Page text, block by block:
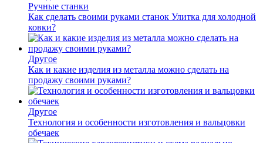
Ручные станки
Как сделать своими руками станок Улитка для холодной
ковки?
Другое
Как и какие изделия из металла можно сделать на
продажу своими руками?
Другое
Технология и особенности изготовления и вальцовки
обечаек